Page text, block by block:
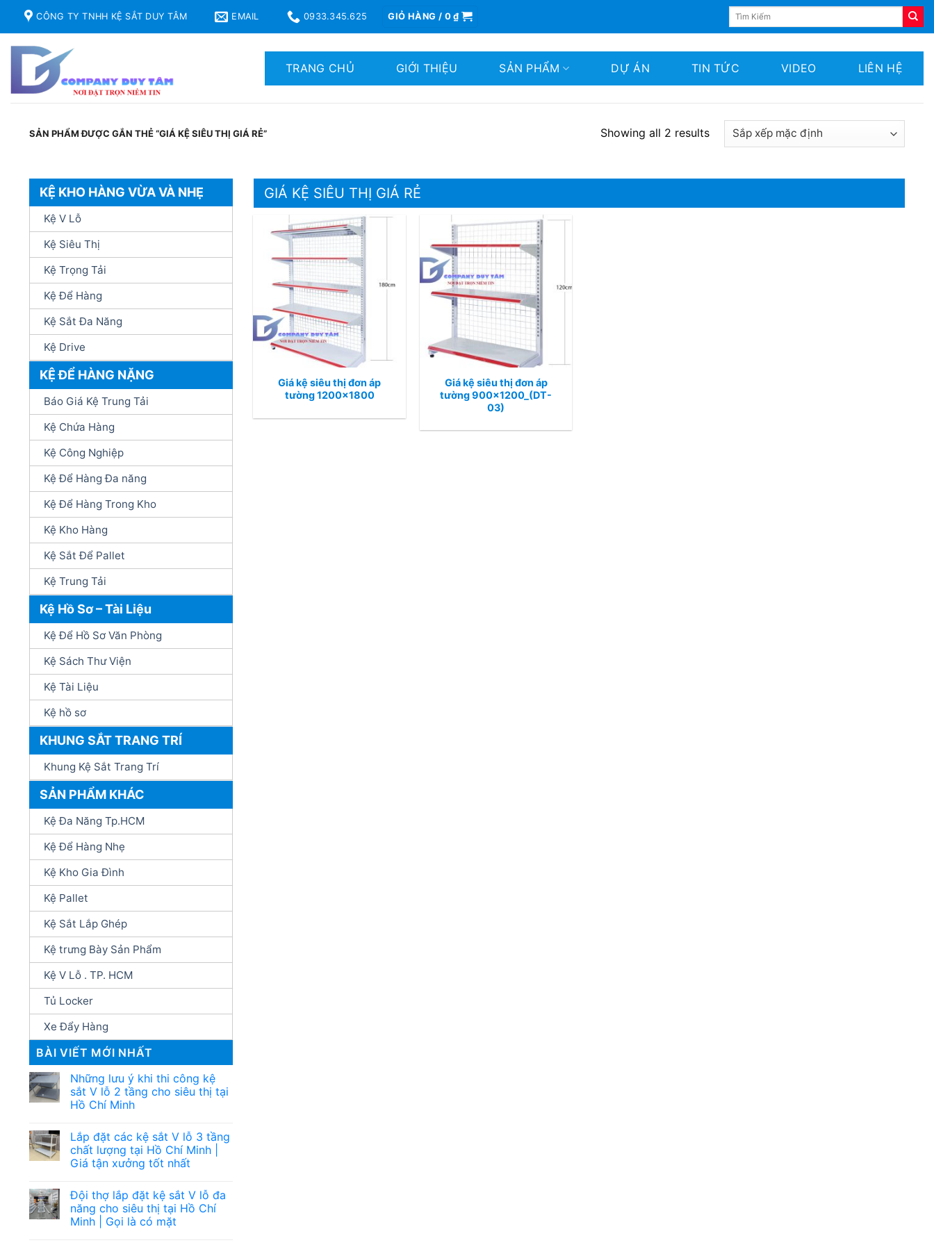
content
CÔNG TY TNHH KỆ SẮT DUY TÂM EMAIL 0933.345.625 GIỎ HÀNG / 0₫
Tìm
TRANG CHỦ GIỚI THIỆU SẢN PHẨM DỰ ÁN TIN TỨC VIDEO LIÊN HỆ
SẢN PHẨM ĐƯỢC GẮN THẺ “GIÁ KỆ SIÊU THỊ GIÁ RẺ” Showing all 2 results
KỆ KHO HÀNG VỪA VÀ NHẸ
Kệ V Lỗ
Kệ Siêu Thị
Kệ Trọng Tải
Kệ Để Hàng
Kệ Sắt Đa Năng
Kệ Drive
KỆ ĐỂ HÀNG NẶNG
Báo Giá Kệ Trung Tải
Kệ Chứa Hàng
Kệ Công Nghiệp
Kệ Để Hàng Đa năng
Kệ Để Hàng Trong Kho
Kệ Kho Hàng
Kệ Sắt Để Pallet
Kệ Trung Tải
Kệ Hồ Sơ – Tài Liệu
Kệ Để Hồ Sơ Văn Phòng
Kệ Sách Thư Viện
Kệ Tài Liệu
Kệ hồ sơ
KHUNG SẮT TRANG TRÍ
Khung Kệ Sắt Trang Trí
SẢN PHẨM KHÁC
Kệ Đa Năng Tp.HCM
Kệ Để Hàng Nhẹ
Kệ Kho Gia Đình
Kệ Pallet
Kệ Sắt Lắp Ghép
Kệ trưng Bày Sản Phẩm
Kệ V Lỗ . TP. HCM
Tủ Locker
Xe Đẩy Hàng
BÀI VIẾT MỚI NHẤT
Những lưu ý khi thi công kệ
sắt V lỗ 2 tầng cho siêu thị tại
Hồ Chí Minh
Lắp đặt các kệ sắt V lỗ 3 tầng
chất lượng tại Hồ Chí Minh |
Giá tận xưởng tốt nhất
Đội thợ lắp đặt kệ sắt V lỗ đa
năng cho siêu thị tại Hồ Chí
Minh | Gọi là có mặt
GIÁ KỆ SIÊU THỊ GIÁ RẺ
Giá kệ siêu thị đơn áp
tường 1200×1800
Giá kệ siêu thị đơn áp
tường 900×1200_(DT-
03)